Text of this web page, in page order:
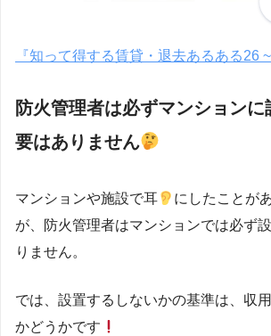
『知って得する賃貸・退去あるある26
防火管理者は必ずマンション
要はありません
マンションや施設で耳
にしたことが
が、防火管理者はマンションでは必ず
りません。
では、設置するしないかの基準は、収
かどうかです